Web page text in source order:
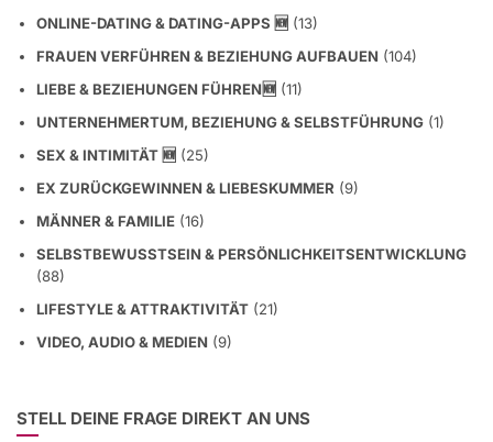
ONLINE-DATING & DATING-APPS 🆕 (13)
FRAUEN VERFÜHREN & BEZIEHUNG AUFBAUEN (104)
LIEBE & BEZIEHUNGEN FÜHREN🆕 (11)
UNTERNEHMERTUM, BEZIEHUNG & SELBSTFÜHRUNG (1)
SEX & INTIMITÄT 🆕 (25)
EX ZURÜCKGEWINNEN & LIEBESKUMMER (9)
MÄNNER & FAMILIE (16)
SELBSTBEWUSSTSEIN & PERSÖNLICHKEITSENTWICKLUNG
(88)
LIFESTYLE & ATTRAKTIVITÄT (21)
VIDEO, AUDIO & MEDIEN (9)
STELL DEINE FRAGE DIREKT AN UNS